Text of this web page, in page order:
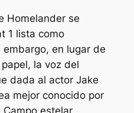
Homelander se
1 lista como
en lugar de
la voz del
dada al actor Jake
mejor conocido por